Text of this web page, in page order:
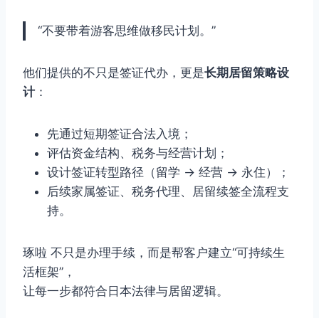
“不要带着游客思维做移民计划。”
他们提供的不只是签证代办，更是长期居留策略设
计：
先通过短期签证合法入境；
评估资金结构、税务与经营计划；
设计签证转型路径（留学 → 经营 → 永住）；
后续家属签证、税务代理、居留续签全流程支
持。
琢啦 不只是办理手续，而是帮客户建立“可持续生
活框架”，
让每一步都符合日本法律与居留逻辑。